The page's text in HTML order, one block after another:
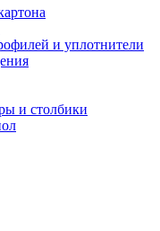
и уплотнители
и столбики